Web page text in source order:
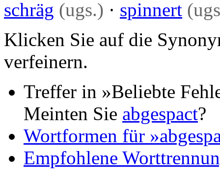
schräg (ugs.) · spinnert
Klicken Sie auf die
verfeinern.
Treffer in »Beliebte
Meinten Sie abgespact?
Wortformen für
Empfohlene